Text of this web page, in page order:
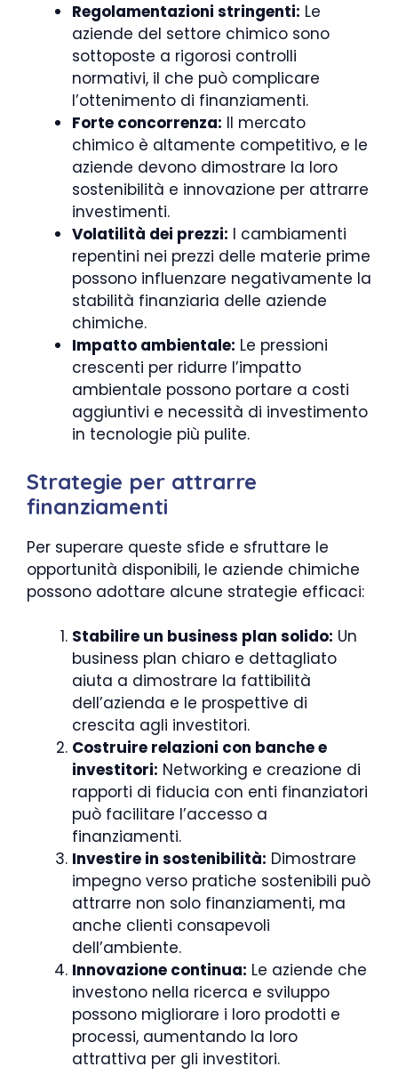
Regolamentazioni stringenti: Le
aziende del settore chimico sono
sottoposte a rigorosi controlli
normativi, il che può complicare
l’ottenimento di finanziamenti.
Forte concorrenza: Il mercato
chimico è altamente competitivo, e le
aziende devono dimostrare la loro
sostenibilità e innovazione per attrarre
investimenti.
Volatilità dei prezzi: I cambiamenti
repentini nei prezzi delle materie prime
possono influenzare negativamente la
stabilità finanziaria delle aziende
chimiche.
Impatto ambientale: Le pressioni
crescenti per ridurre l’impatto
ambientale possono portare a costi
aggiuntivi e necessità di investimento
in tecnologie più pulite.
Strategie per attrarre
finanziamenti
Per superare queste sfide e sfruttare le
opportunità disponibili, le aziende chimiche
possono adottare alcune strategie efficaci:
Stabilire un business plan solido: Un
business plan chiaro e dettagliato
aiuta a dimostrare la fattibilità
dell’azienda e le prospettive di
crescita agli investitori.
Costruire relazioni con banche e
investitori: Networking e creazione di
rapporti di fiducia con enti finanziatori
può facilitare l’accesso a
finanziamenti.
Investire in sostenibilità: Dimostrare
impegno verso pratiche sostenibili può
attrarre non solo finanziamenti, ma
anche clienti consapevoli
dell’ambiente.
Innovazione continua: Le aziende che
investono nella ricerca e sviluppo
possono migliorare i loro prodotti e
processi, aumentando la loro
attrattiva per gli investitori.